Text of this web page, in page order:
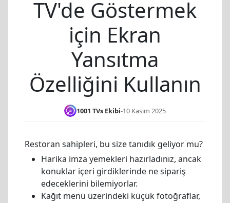
TV'de Göstermek
için Ekran
Yansıtma
Özelliğini Kullanın
1001 TVs Ekibi-10 Kasım 2025
Restoran sahipleri, bu size tanıdık geliyor mu?
Harika imza yemekleri hazırladınız, ancak
konuklar içeri girdiklerinde ne sipariş
edeceklerini bilemiyorlar.
Kağıt menü üzerindeki küçük fotoğraflar,